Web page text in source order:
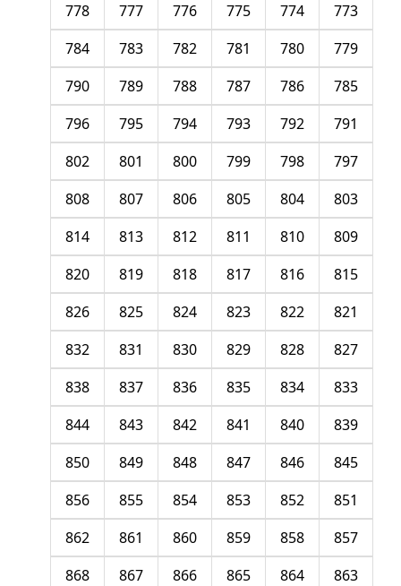
773
774
775
776
777
778
779
780
781
782
783
784
785
786
787
788
789
790
791
792
793
794
795
796
797
798
799
800
801
802
803
804
805
806
807
808
809
810
811
812
813
814
815
816
817
818
819
820
821
822
823
824
825
826
827
828
829
830
831
832
833
834
835
836
837
838
839
840
841
842
843
844
845
846
847
848
849
850
851
852
853
854
855
856
857
858
859
860
861
862
863
864
865
866
867
868